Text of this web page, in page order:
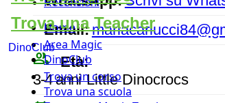
Recensioni
Home
Area Magic
DinoClub
Trova un corso
Trova una scuola
Trova una Teacher
DinoClub
Email:
people_outline
Età:
3-4 anni Little Dinocrocs